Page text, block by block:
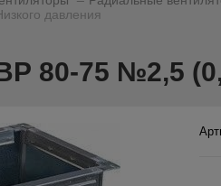
давления
80-75 №2,5